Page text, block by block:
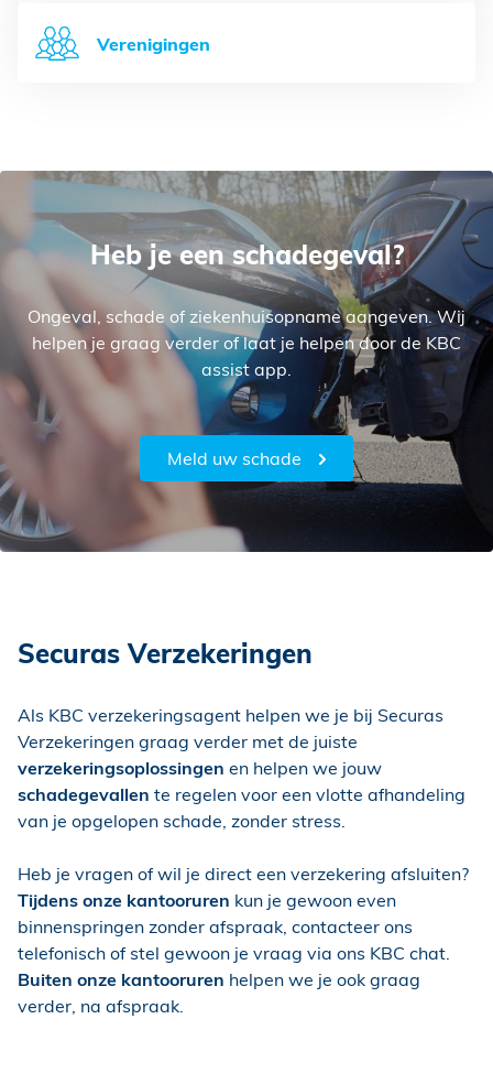
Verenigingen
Heb je een schadegeval?
Ongeval, schade of ziekenhuisopname aangeven. Wij
helpen je graag verder of laat je helpen door de KBC
assist app.
Meld uw schade
Securas Verzekeringen
Als KBC verzekeringsagent helpen we je bij Securas
Verzekeringen graag verder met de juiste
verzekeringsoplossingen en helpen we jouw
schadegevallen te regelen voor een vlotte afhandeling
van je opgelopen schade, zonder stress.
Heb je vragen of wil je direct een verzekering afsluiten?
Tijdens onze kantooruren kun je gewoon even
binnenspringen zonder afspraak, contacteer ons
telefonisch of stel gewoon je vraag via ons KBC chat.
Buiten onze kantooruren helpen we je ook graag
verder, na afspraak.